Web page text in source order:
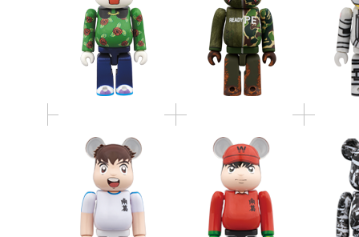
BE@RBRICK 大空翼
100％ ＆ 400％
BE@RBRICK 若林源三
100％ ＆ 400％
A BATHING APE(R) 25th
ANNIV. MULTI COLOR
BE@RBRICK 100％
BE@RBRICK atmos ×
solebox 100％ & 400％